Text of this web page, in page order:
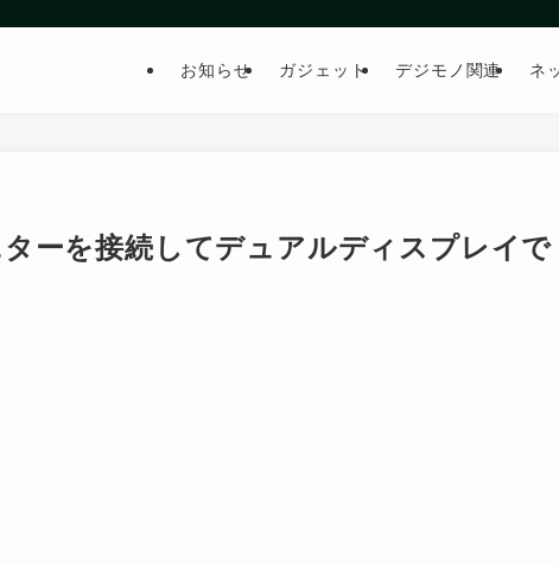
お知らせ ガジェット デジモノ関連 ネ
ーを接続してデュアルディスプレイで